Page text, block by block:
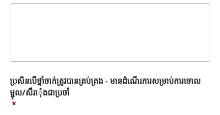
ប្រសិនបើ
ថ្នាំ
ចាក់
ប្រសិនបើថ្នាំចាក់ត្រូវបានគ្រប់គ្រង - មានដំណើរការសម្រាប់ការចោល
ម្ជុល/សឺរាុំងជាប្រចាំ
*